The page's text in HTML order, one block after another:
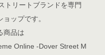
トリートブランドを専門
ップです。
商品は
Online -Dover Street M